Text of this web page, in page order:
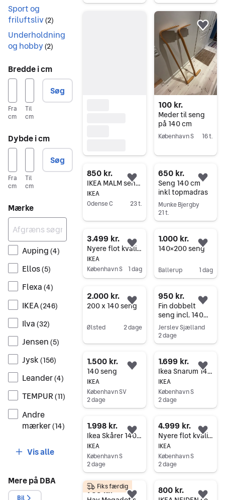
Sport og
friluftsliv(2)
Underholdning
og hobby(2)
Bredde i cm
Fra
cm
Til
cm
Søg
Dybde i cm
Fra
cm
Til
cm
Søg
Mærke
Auping (4)
Ellos(5)
Flexa (4)
IKEA(246)
Ilva (32)
Jensen (5)
Jysk (156)
Leander(4)
TEMPUR(11)
Andre
mærker(14)
Vis alle
Mere på DBA
Bil
100 kr.
Meder til seng
på 140 cm
København S 16 t.
Føj
850 kr.
IKEA MALM seng – Hvid – 140×200 cm inkl. LURÖY lamelbund
IKEA
Odense C
23 t.
Føj til favoritter.
Gå til annoncen
650 kr.
Seng 140 cm
inkl topmadras
Munke Bjergby
21 t.
3.499 kr.
Nyere flot kvalitets Ikea Stavanger 140 seng inkl gratis levering i Kbh
IKEA
København S
1 dag
Føj til favoritter.
Gå til annoncen
1.000 kr.
140×200 seng
Ballerup 1 dag
2.000 kr.
200 x 140 seng
Ølsted 2 dage
Føj til favoritter.
Gå til annoncen
950 kr.
Fin dobbelt
seng incl. 140
madresser
Jerslev Sjælland
2 dage
1.500 kr.
140 seng
IKEA
København SV
2 dage
Føj til favoritter.
1.699 kr.
Ikea Snarum 140 seng inkl gratis levering i Kbh
IKEA
København S
2 dage
Føj
1.998 kr.
Ikea Skårer 140 seng inkl gratis levering i Kbh
IKEA
København S
2 dage
Føj til favoritter.
Gå til annoncen
4.999 kr.
Nyere flot kvalitets Ikea Stuvland 140 seng inkl gratis levering i Kbh
IKEA
København S
2 dage
Føj
735 kr.
Fiks færdig 800 kr.